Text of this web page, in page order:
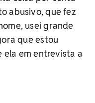
abusivo, que fez
usei grande
que estou
ela em entrevista a